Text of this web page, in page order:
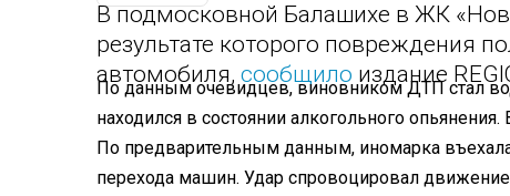
В подмосковной Балашихе в ЖК
результате которого повреждения
автомобиля, сообщило издание
По данным очевидцев, виновником ДТП стал
находился в состоянии алкогольного
По предварительным данным, иномарка
перехода машин. Удар спровоцировал